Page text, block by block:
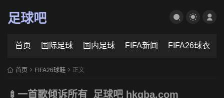
足球吧
首页 国际足球 国内足球 FIFA新闻 FIFA26球衣
首页 FIFA26球鞋 正文
🍢一首歌倾诉所有_足球吧 hkqba.com